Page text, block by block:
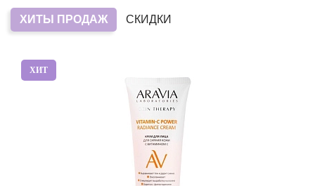
ХИТЫ ПРОДАЖ СКИДКИ
ХИТ